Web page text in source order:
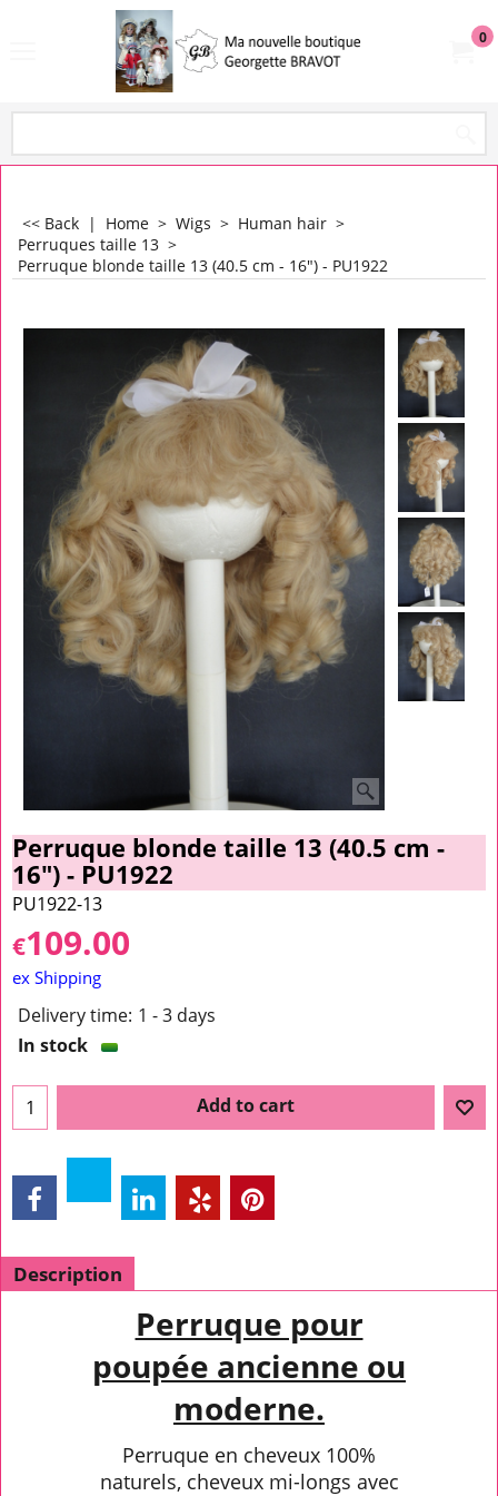
0
<< Back | Home > Wigs > Human hair >
Perruques taille 13 >
Perruque blonde taille 13 (40.5 cm - 16") - PU1922
Perruque blonde taille 13 (40.5 cm -
16") - PU1922
PU1922-13
€109.00
ex Shipping
Delivery time: 1 - 3 days
In stock
Add to cart
Description
Perruque pour
poupée ancienne ou
moderne.
Perruque en cheveux 100%
naturels, cheveux mi-longs avec